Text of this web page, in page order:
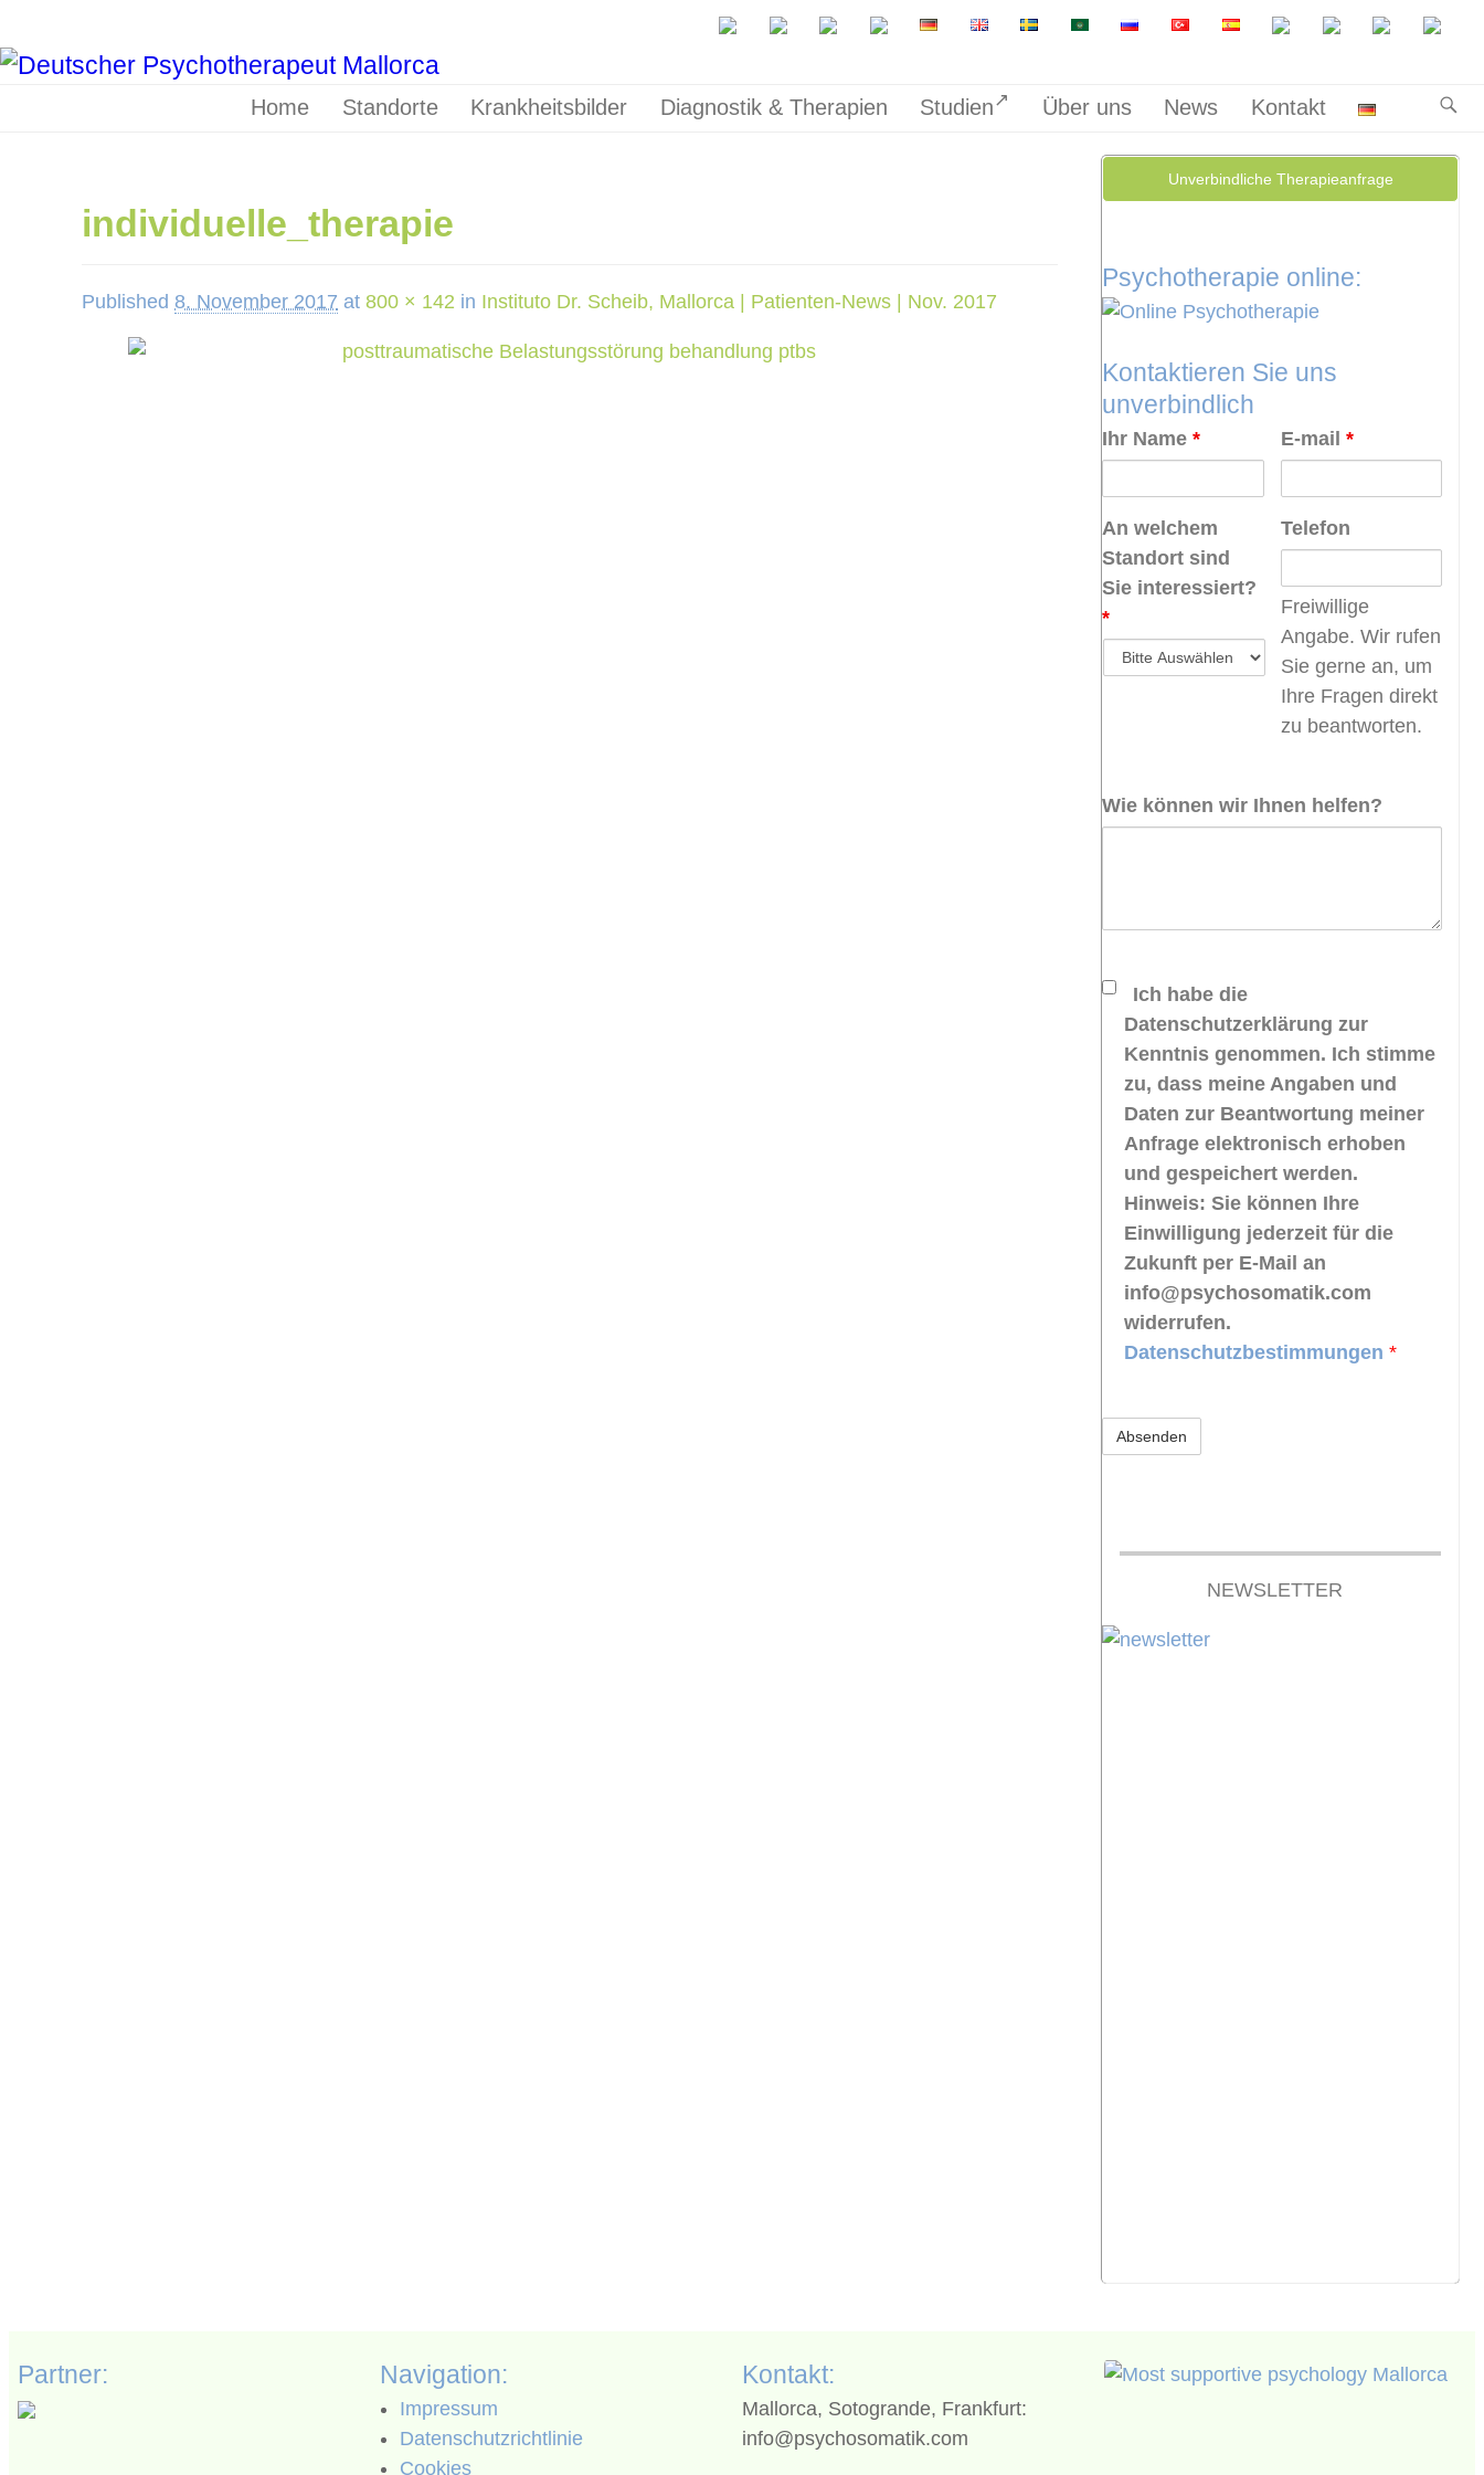
Home Standorte Krankheitsbilder Diagnostik & Therapien Studien Über uns News Kontakt
individuelle_therapie
Published 8. November 2017 at 800 × 142 in Instituto Dr. Scheib, Mallorca | Patienten-News | Nov. 2017
Unverbindliche Therapieanfrage
Psychotherapie online:
Kontaktieren Sie uns
unverbindlich
Ihr Name *
An welchem
Standort sind
Sie interessiert?
*
E-mail *
Telefon
Freiwillige
Angabe. Wir rufen
Sie gerne an, um
Ihre Fragen direkt
zu beantworten.
Wie können wir Ihnen helfen?
Ich habe die
Datenschutzerklärung zur
Kenntnis genommen. Ich stimme
zu, dass meine Angaben und
Daten zur Beantwortung meiner
Anfrage elektronisch erhoben
und gespeichert werden.
Hinweis: Sie können Ihre
Einwilligung jederzeit für die
Zukunft per E-Mail an
info@psychosomatik.com
widerrufen.
Datenschutzbestimmungen *
NEWSLETTER
Partner: Navigation:
Impressum
Datenschutzrichtlinie
Cookies
Kontakt:
Mallorca, Sotogrande, Frankfurt:
info@psychosomatik.com